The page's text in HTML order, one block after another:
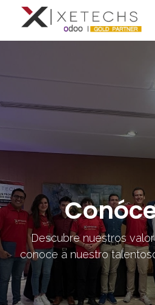
Descubre nuestros
conoce a nuestro